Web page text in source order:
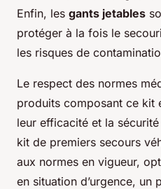
Enfin, les gants jetables
protéger à la fois le
les risques de
Le respect des normes
produits composant ce kit
leur efficacité et la
kit de premiers secours
aux normes en vigueur,
en situation d’urgence, un